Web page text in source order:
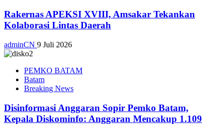
Rakernas APEKSI XVIII, Amsakar Tekankan
Kolaborasi Lintas Daerah
adminCN 9 Juli 2026
PEMKO BATAM
Batam
Breaking News
Disinformasi Anggaran Sopir Pemko Batam,
Kepala Diskominfo: Anggaran Mencakup 1.109